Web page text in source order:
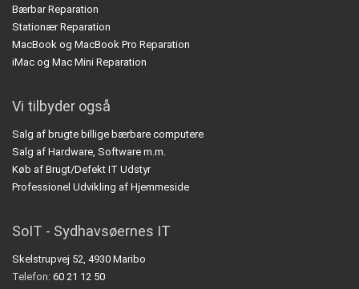
Bærbar Reparation
Stationær Reparation
MacBook og MacBook Pro Reparation
iMac og Mac Mini Reparation
Vi tilbyder også
Salg af brugte billige bærbare computere
Salg af Hardware, Software m.m.
Køb af Brugt/Defekt IT Udstyr
Professionel Udvikling af Hjemmeside
SoIT - Sydhavsøernes IT
Skelstrupvej 52, 4930 Maribo
Telefon: 60 21 12 50